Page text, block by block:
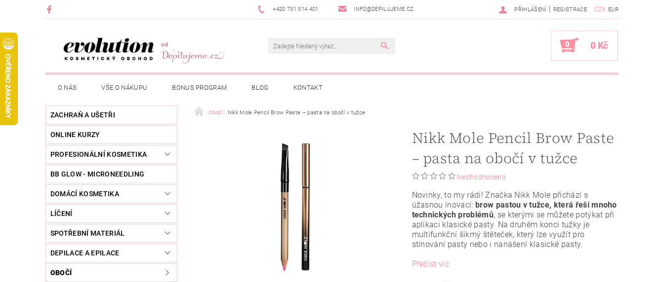
+420 731 514 401 INFO@DEPILUJEME.CZ CZK EUR
PŘIHLÁŠENÍ | REGISTRACE
0 0 Kč
O NÁS VŠE O NÁKUPU BONUS PROGRAM BLOG KONTAKT
ZACHRAŇ A UŠETŘI
ONLINE KURZY
PROFESIONÁLNÍ KOSMETIKA
BB GLOW - MICRONEEDLING
DOMÁCÍ KOSMETIKA
LÍČENÍ
SPOTŘEBNÍ MATERIÁL
DEPILACE A EPILACE
OBOČÍ
Obočí Nikk Mole Pencil Brow Paste – pasta na obočí v tužce
Nikk Mole Pencil Brow Paste
– pasta na obočí v tužce
Neohodnoceno
Novinky, to my rádi! Značka Nikk Mole přichází s
úžasnou inovací: brow pastou v tužce, která řeší mnoho
technických problémů, se kterými se můžete potýkat při
aplikaci klasické pasty. Na druhém konci tužky je
multifunkční šikmý štěteček, který lze využít pro
stínování pasty nebo i nanášení klasické pasty.
Přečíst víc